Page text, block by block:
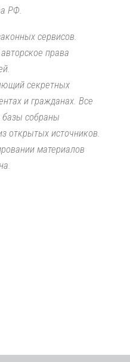
РФ.
сервисов.
права
секретных
и гражданах. Все
собраны
открытых источников.
материалов